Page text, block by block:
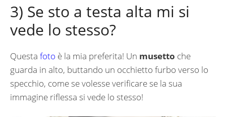
3) Se sto a testa alta mi si
vede lo stesso?
Questa foto è la mia preferita! Un musetto che
guarda in alto, buttando un occhietto furbo verso lo
specchio, come se volesse verificare se la sua
immagine riflessa si vede lo stesso!